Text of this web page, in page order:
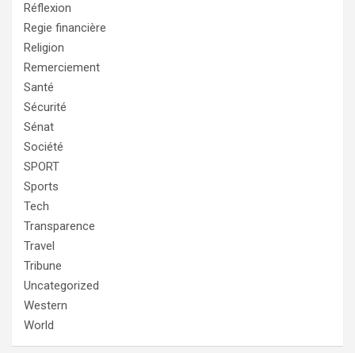
Réflexion
Regie financière
Religion
Remerciement
Santé
Sécurité
Sénat
Société
SPORT
Sports
Tech
Transparence
Travel
Tribune
Uncategorized
Western
World